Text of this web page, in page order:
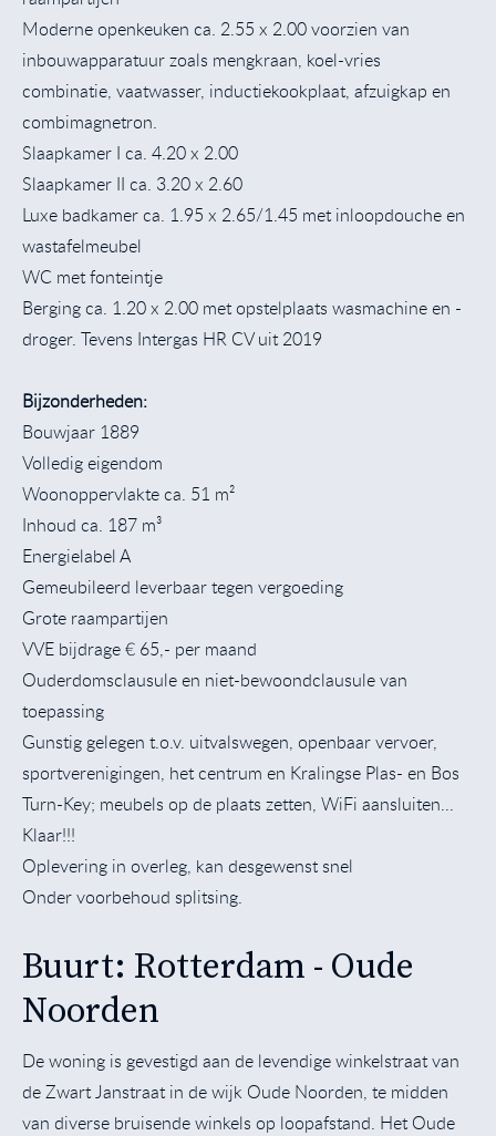
Moderne openkeuken ca. 2.55 x 2.00 voorzien van
inbouwapparatuur zoals mengkraan, koel-vries
combinatie, vaatwasser, inductiekookplaat, afzuigkap en
combimagnetron.
Slaapkamer I ca. 4.20 x 2.00
Slaapkamer II ca. 3.20 x 2.60
Luxe badkamer ca. 1.95 x 2.65/1.45 met inloopdouche en
wastafelmeubel
WC met fonteintje
Berging ca. 1.20 x 2.00 met opstelplaats wasmachine en -
droger. Tevens Intergas HR CV uit 2019
Bijzonderheden:
Bouwjaar 1889
Volledig eigendom
Woonoppervlakte ca. 51 m²
Inhoud ca. 187 m³
Energielabel A
Gemeubileerd leverbaar tegen vergoeding
Grote raampartijen
VVE bijdrage € 65,- per maand
Ouderdomsclausule en niet-bewoondclausule van
toepassing
Gunstig gelegen t.o.v. uitvalswegen, openbaar vervoer,
sportverenigingen, het centrum en Kralingse Plas- en Bos
Turn-Key; meubels op de plaats zetten, WiFi aansluiten...
Klaar!!!
Oplevering in overleg, kan desgewenst snel
Onder voorbehoud splitsing.
Buurt: Rotterdam - Oude
Noorden
De woning is gevestigd aan de levendige winkelstraat van
de Zwart Janstraat in de wijk Oude Noorden, te midden
van diverse bruisende winkels op loopafstand. Het Oude